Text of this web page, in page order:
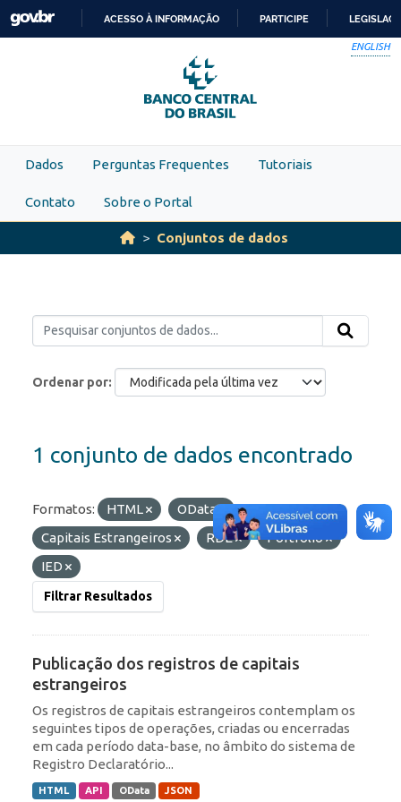
Skip to main content
PARA
O
CONTEÚDO
ACESSO À INFORMAÇÃO PARTICIPE
ENGLISH
Dados Perguntas Frequentes Tutoriais
Contato Sobre o Portal
Conjuntos de dados
Ordenar por
1 conjunto de dados encontrado
Formatos: HTML OData
Etiquetas:
Capitais Estrangeiros
RDE
Portfólio
IED
Filtrar Resultados
Publicação dos registros de capitais
estrangeiros
Os registros de capitais estrangeiros contemplam os
seguintes tipos de operações, criadas ou encerradas
em cada período data-base, no âmbito do sistema de
Registro Declaratório...
HTML API OData JSON